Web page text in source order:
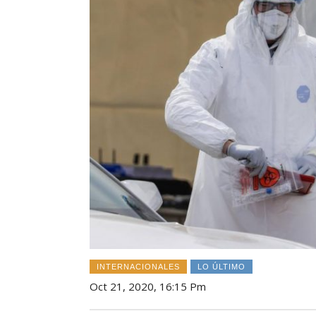
INTERNACIONALES LO ÚLTIMO
Oct 21, 2020, 16:15 Pm